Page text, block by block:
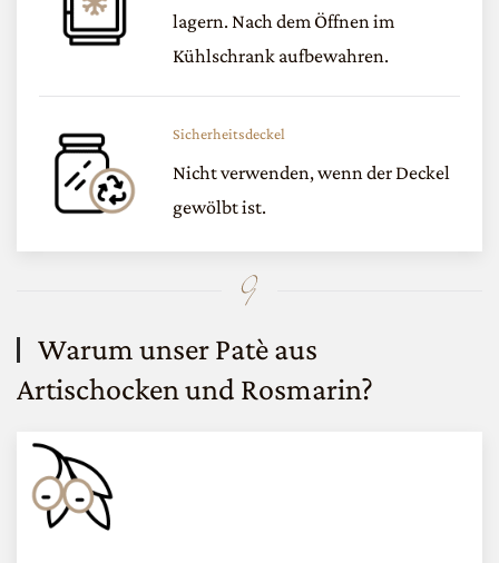
lagern. Nach dem Öffnen im
Kühlschrank aufbewahren.
Sicherheitsdeckel
Nicht verwenden, wenn der Deckel
gewölbt ist.
Warum unserPatè aus
Artischocken und Rosmarin?